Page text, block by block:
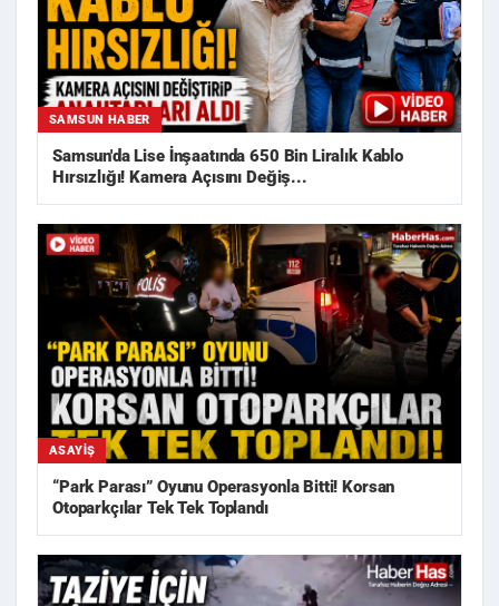
SAMSUN HABER
Samsun'da Lise İnşaatında 650 Bin Liralık Kablo
Hırsızlığı! Kamera Açısını Değiş...
ASAYIŞ
“Park Parası” Oyunu Operasyonla Bitti! Korsan
Otoparkçılar Tek Tek Toplandı